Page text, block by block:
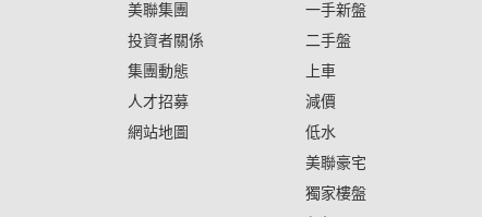
美聯集團
投資者關係
集團動態
人才招募
網站地圖
一手新盤
二手盤
上車
減價
低水
美聯豪宅
獨家樓盤